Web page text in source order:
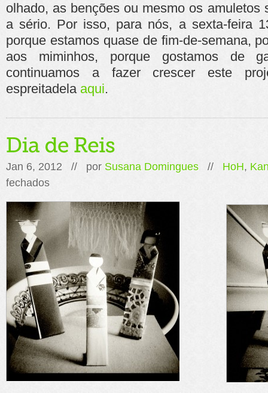
olhado, as benções ou mesmo os amuletos
a sério. Por isso, para nós, a sexta-feira
porque estamos quase de fim-de-semana,
aos miminhos, porque gostamos de
continuamos a fazer crescer este
espreitadela aqui.
Jan 6, 2012 // por Susana Domingues // HoH,
fechados